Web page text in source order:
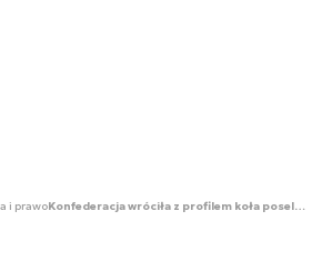
i prawo Konfederacja wróciła z profilem koła poselskiego na Facebooka, został on usunięty kilka godzin później